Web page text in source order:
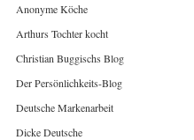
Anonyme Köche
Arthurs Tochter kocht
Christian Buggischs Blog
Der Persönlichkeits-Blog
Deutsche Markenarbeit
Dicke Deutsche